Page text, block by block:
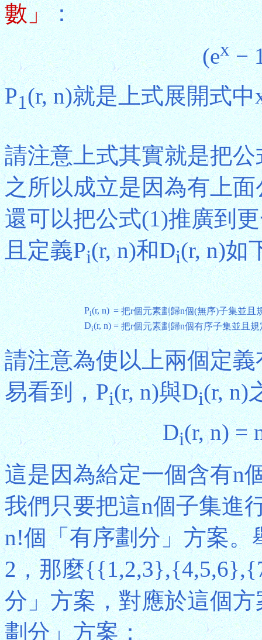
數」：
(ex−
P1(r, n)就是上式展開式中
請注意上式其實就是把
之所以成立是因為有上
還可以把公式(1)推廣到
且定義Pi(r, n)和Di(r, n)如
Pi(r, n) = 把r個元素劃歸n個(無序)子集並
Di(r, n) = 把r個元素劃歸n個有序子集並且
請注意為使以上兩個定
易看到，Pi(r, n)與Di(r, n)
Di(r, n) =
這是因為給定一個含有n
我們只要把這n個子集進
n!個「有序劃分」方案。
2，那麼
分」方案，對應於這個
劃分」方案：